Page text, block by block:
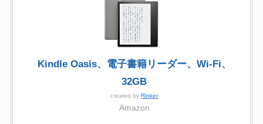
Kindle Oasis、電子書籍リーダー、Wi-Fi、
32GB
created by Rinker
Amazon